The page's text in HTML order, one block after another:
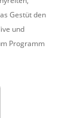
Gestüt den
und
Programm